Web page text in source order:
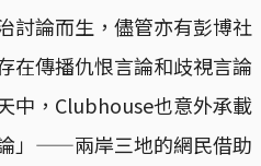
討論而生，儘管亦有彭博社
在傳播仇恨言論和歧視言論
中，Clubhouse也意外承載
」——兩岸三地的網民借助